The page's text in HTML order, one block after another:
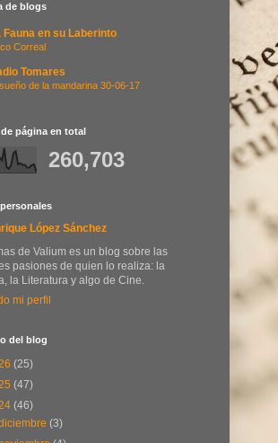
de blogs
Fauna en su Laberinto
Correal
Tomares
de la mandarina 30-06-17
página en total
260,703
López Sánchez
de Valium es un blog sobre las
pasiones de quien lo realiza: la
la Literatura y algo de Cine.
mi perfil
del blog
(25)
(47)
(46)
(3)